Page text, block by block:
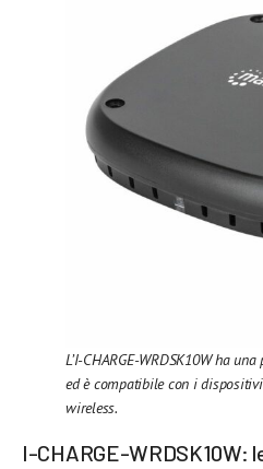
L’I-CHARGE-WRDSK10W ha
ed è compatibile con i
wireless.
I-CHARGE-WRDSK10W: